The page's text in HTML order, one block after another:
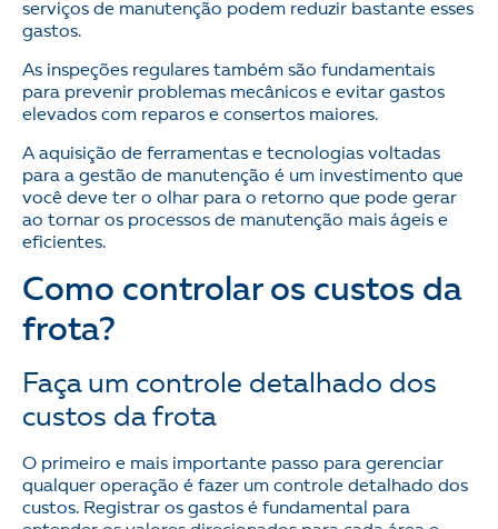
serviços de manutenção podem reduzir bastante esses
gastos.
As inspeções regulares também são fundamentais
para prevenir problemas mecânicos e evitar gastos
elevados com reparos e consertos maiores.
A aquisição de ferramentas e tecnologias voltadas
para a gestão de manutenção é um investimento que
você deve ter o olhar para o retorno que pode gerar
ao tornar os processos de manutenção mais ágeis e
eficientes.
Como controlar os custos da
frota?
Faça um controle detalhado dos
custos da frota
O primeiro e mais importante passo para gerenciar
qualquer operação é fazer um controle detalhado dos
custos. Registrar os gastos é fundamental para